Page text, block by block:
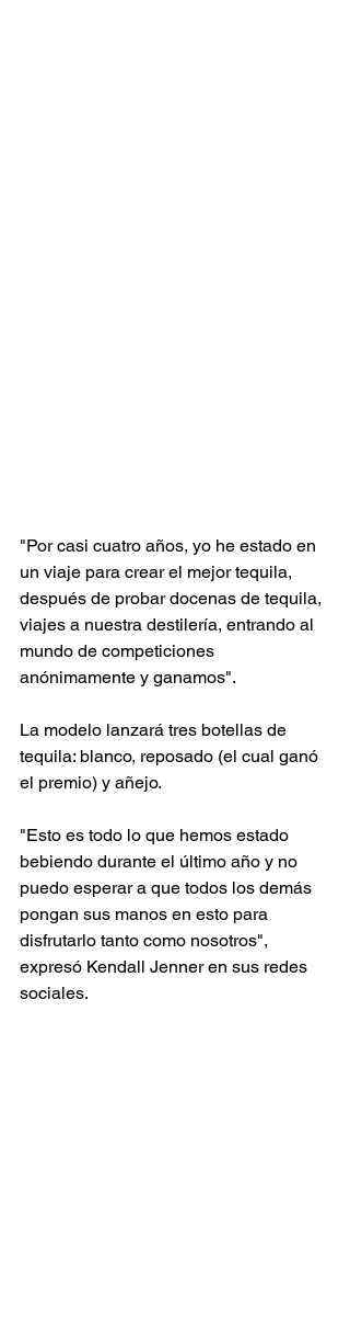
"Por casi cuatro años, yo he estado en
un viaje para crear el mejor tequila,
después de probar docenas de tequila,
viajes a nuestra destilería, entrando al
mundo de competiciones
anónimamente y ganamos".
La modelo lanzará tres botellas de
tequila: blanco, reposado (el cual ganó
el premio) y añejo.
"Esto es todo lo que hemos estado
bebiendo durante el último año y no
puedo esperar a que todos los demás
pongan sus manos en esto para
disfrutarlo tanto como nosotros",
expresó Kendall Jenner en sus redes
sociales.